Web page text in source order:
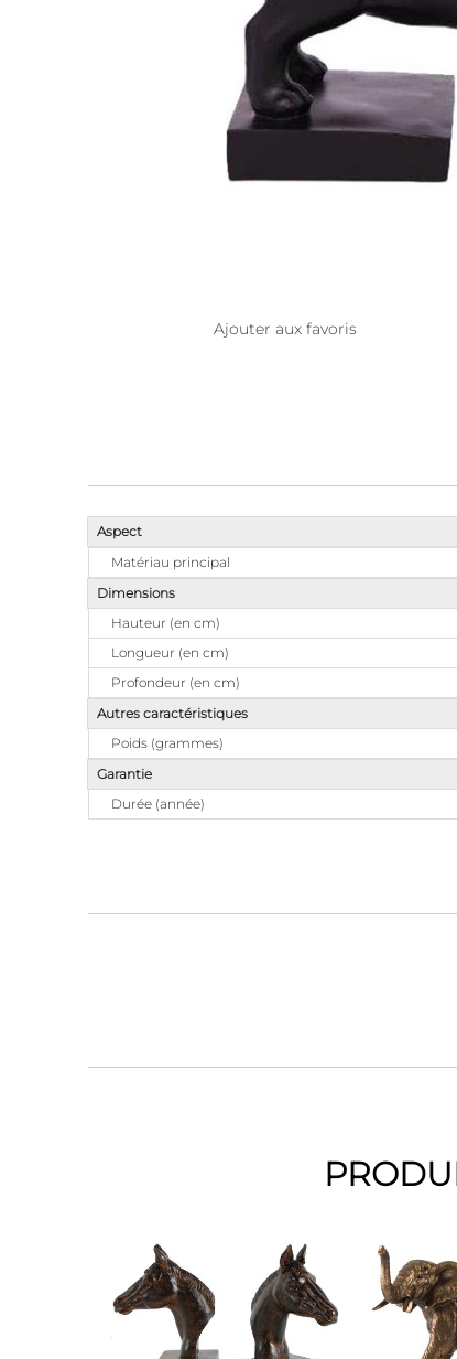
Ajouter aux favoris
Aspect
Matériau principal
Dimensions
Hauteur (en cm)
Longueur (en cm)
Profondeur (en cm)
Autres caractéristiques
Poids (grammes)
Garantie
Durée (année)